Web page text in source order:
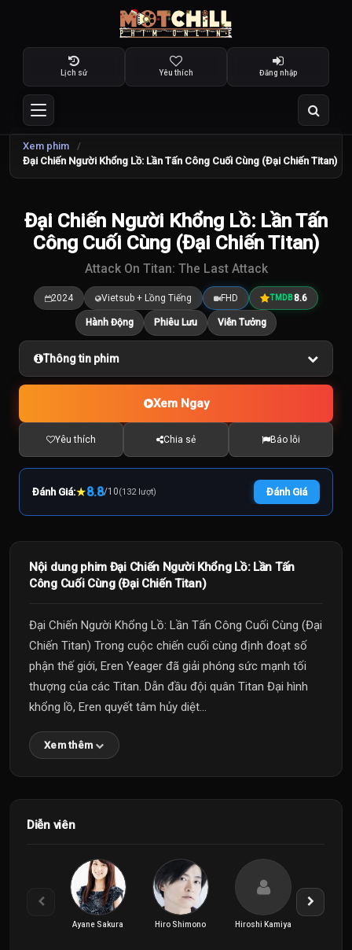
Lịch sử Yêu thích Đăng nhập
Xem phim
Đại Chiến Người Khổng Lồ: Lần Tấn Công Cuối Cùng (Đại Chiến Titan)
8.8 /10
Đại Chiến Người Khổng Lồ: Lần Tấn
Công Cuối Cùng (Đại Chiến Titan)
Attack On Titan: The Last Attack
2024 Vietsub + Lồng Tiếng FHD TMDB8.6
Hành Động Phiêu Lưu Viễn Tưởng
Thông tin phim
Xem Ngay
Yêu thích Chia sẻ Báo lỗi
Đánh Giá:★8.8/10(132 lượt) Đánh Giá
Nội dung phim Đại Chiến Người Khổng Lồ: Lần Tấn
Công Cuối Cùng (Đại Chiến Titan)
Đại Chiến Người Khổng Lồ: Lần Tấn Công Cuối Cùng (Đại
Chiến Titan) Trong cuộc chiến cuối cùng định đoạt số
phận thế giới, Eren Yeager đã giải phóng sức mạnh tối
thượng của các Titan. Dẫn đầu đội quân Titan Đại hình
khổng lồ, Eren quyết tâm hủy diệt...
Xem thêm
Diễn viên
Ayane Sakura Hiro Shimono Hiroshi Kamiya